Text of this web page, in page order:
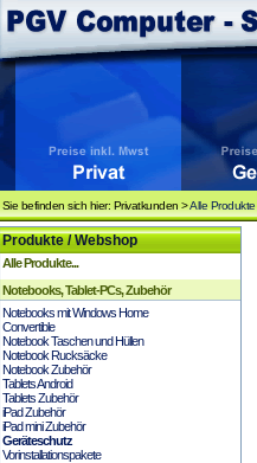
Sie befinden sich hier: Privatkunden >Alle Produkte
Produkte / Webshop
Alle Produkte...
Notebooks, Tablet-PCs, Zubehör
Notebooks mit Windows Home
Convertible
Notebook Taschen und Hüllen
Notebook Rucksäcke
Notebook Zubehör
Tablets Android
Tablets Zubehör
iPad Zubehör
iPad mini Zubehör
Geräteschutz
Vorinstallationspakete